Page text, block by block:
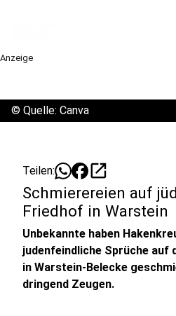
Anzeige
© Quelle: Canva
Teilen: open_in_new
Schmierereien auf
Friedhof in Warstein
Unbekannte haben
judenfeindliche Sprüche auf
in Warstein-Belecke
dringend Zeugen.